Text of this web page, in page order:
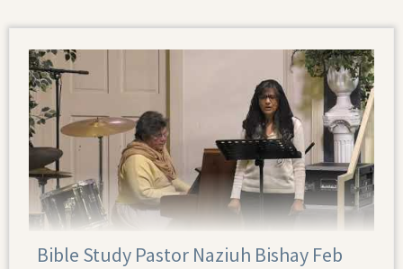
Bible Study Pastor Naziuh Bishay Feb